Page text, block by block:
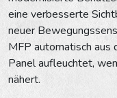
eine verbesserte
neuer
MFP automatisch
Panel aufleuchtet,
nähert.